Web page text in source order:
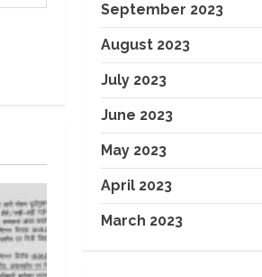
September 2023
August 2023
July 2023
June 2023
May 2023
April 2023
March 2023